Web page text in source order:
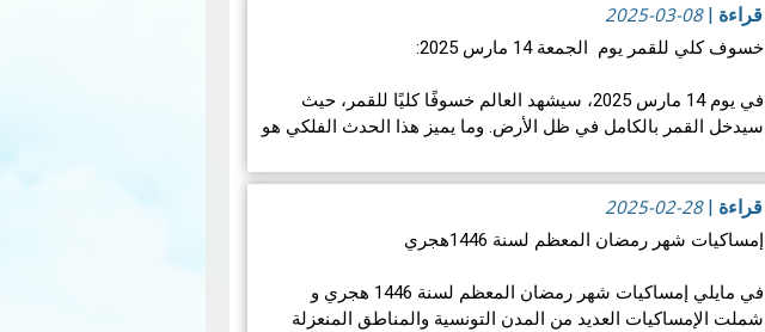
قراءة |
2025-03-08
خسوف كلي للقمر يوم الجمعة 14 مارس 2025:
في يوم 14 مارس 2025، سيشهد العالم خسوفًا كليًا للقمر، حيث
سيدخل القمر بالكامل في ظل الأرض. وما يميز هذا الحدث الفلكي هو
قراءة |
2025-02-28
إمساكيات شهر رمضان المعظم لسنة 1446هجري
في مايلي إمساكيات شهر رمضان المعظم لسنة 1446 هجري و
شملت الإمساكيات العديد من المدن التونسية والمناطق المنعزلة